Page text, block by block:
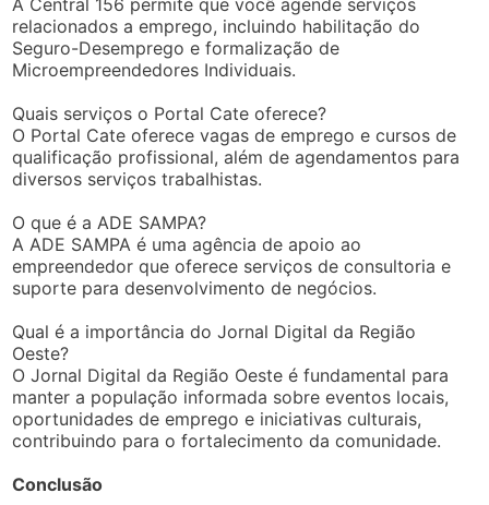
A Central 156 permite que você agende serviços
relacionados a emprego, incluindo habilitação do
Seguro-Desemprego e formalização de
Microempreendedores Individuais.
Quais serviços o Portal Cate oferece?
O Portal Cate oferece vagas de emprego e cursos de
qualificação profissional, além de agendamentos para
diversos serviços trabalhistas.
O que é a ADE SAMPA?
A ADE SAMPA é uma agência de apoio ao
empreendedor que oferece serviços de consultoria e
suporte para desenvolvimento de negócios.
Qual é a importância do Jornal Digital da Região
Oeste?
O Jornal Digital da Região Oeste é fundamental para
manter a população informada sobre eventos locais,
oportunidades de emprego e iniciativas culturais,
contribuindo para o fortalecimento da comunidade.
Conclusão